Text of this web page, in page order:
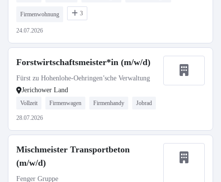
Firmenwohnung 3
24.07.2026
Forstwirtschaftsmeister*in (m/w/d)
Fürst zu Hohenlohe-Oehringen’sche Verwaltung
Jerichower Land
Vollzeit Firmenwagen Firmenhandy Jobrad
28.07.2026
Mischmeister Transportbeton
(m/w/d)
Fenger Gruppe